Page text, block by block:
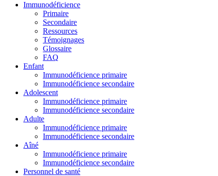
Immunodéficience
Primaire
Secondaire
Ressources
Témoignages
Glossaire
FAQ
Enfant
Immunodéficience primaire
Immunodéficience secondaire
Adolescent
Immunodéficience primaire
Immunodéficience secondaire
Adulte
Immunodéficience primaire
Immunodéficience secondaire
Aîné
Immunodéficience primaire
Immunodéficience secondaire
Personnel de santé